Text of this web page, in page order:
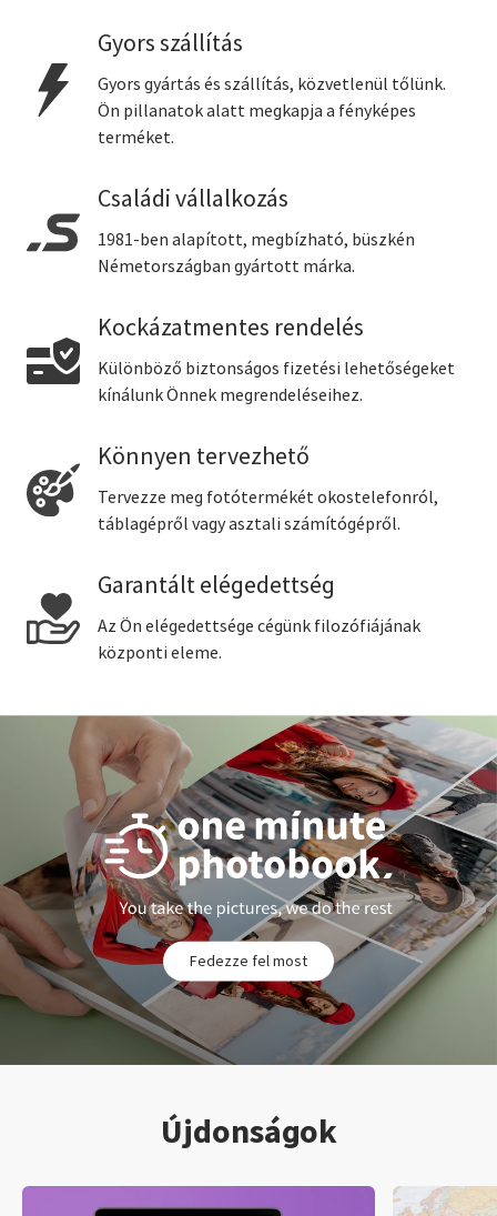
Gyors szállítás
Gyors gyártás és szállítás, közvetlenül tőlünk.
Ön pillanatok alatt megkapja a fényképes
terméket.
Családi vállalkozás
1981-ben alapított, megbízható, büszkén
Németországban gyártott márka.
Kockázatmentes rendelés
Különböző biztonságos fizetési lehetőségeket
kínálunk Önnek megrendeléseihez.
Könnyen tervezhető
Tervezze meg fotótermékét okostelefonról,
táblagépről vagy asztali számítógépről.
Garantált elégedettség
Az Ön elégedettsége cégünk filozófiájának
központi eleme.
Fedezze fel most
Újdonságok